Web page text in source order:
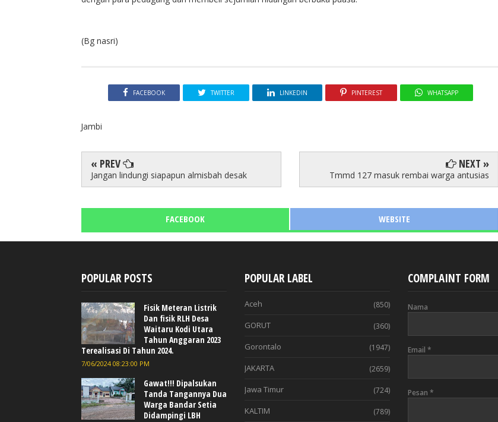
(Bg nasri)
FACEBOOK TWITTER LINKEDIN PINTEREST WHATSAPP
Jambi
« PREV
Jangan lindungi siapapun almisbah desak
NEXT »
Tmmd 127 masuk rembai warga antusias
FACEBOOK WEBSITE
POPULAR POSTS
Fisik Meteran Listrik
Dan fisik RLH Desa
Waitaru Kodi Utara
Tahun Anggaran 2023
Terealisasi Di Tahun 2024.
7/06/2024 08:23:00 PM
Gawat!!! Dipalsukan
Tanda Tangannya Dua
Warga Bandar Setia
Didampingi LBH
POPULAR LABEL
Aceh (850)
GORUT (360)
Gorontalo (1947)
JAKARTA (2659)
Jawa Timur (724)
KALTIM (789)
COMPLAINT FORM
Nama
Email *
Pesan *